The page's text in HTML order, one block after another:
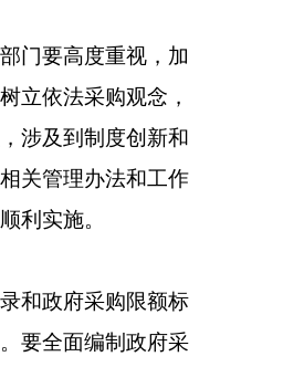
门要高度重视，加
立依法采购观念，
涉及到制度创新和
关管理办法和工作
利实施。
和政府采购限额标
要全面编制政府采